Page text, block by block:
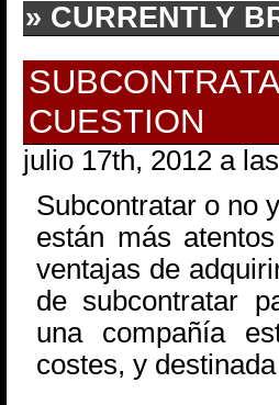
» CURRENTLY
CUESTION
julio 17th, 2012 a
Subcontratar o no
están más
ventajas de
de subcontratar
una compañía
costes, y